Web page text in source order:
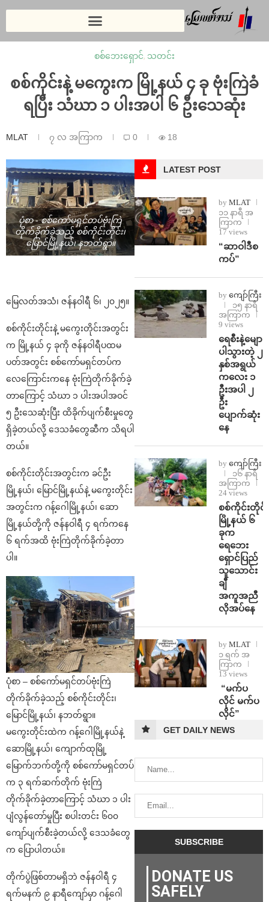
စစ်ဘေးရှောင်, သတင်း
စစ်ကိုင်းနဲ့ မကွေးက မြို့နယ် ၄ ခု ဗုံးကြဲခံ
ရပြီး သံဃာ ၁ ပါးအပါ ၆ ဦးသေဆုံး
MLAT ၇ လ အကြာက 0 18
ပုံစာ - စစ်ကော်မရှင်တပ်ဗုံးကြဲ
တိုက်ခိုက်ခဲ့သည့် စစ်ကိုင်းတိုင်း၊
မြောင်မြို့နယ်၊ နဘတ်ရွာ။
မြေလတ်အသံ၊ ဇန်နဝါရီ ၆၊ ၂၀၂၅။
စစ်ကိုင်းတိုင်းနဲ့ မကွေးတိုင်းအတွင်း
က မြို့နယ် ၄ ခုကို ဇန်နဝါရီပထမ
ပတ်အတွင်း စစ်ကော်မရှင်တပ်က
လေကြောင်းကနေ ဗုံးကြဲတိုက်ခိုက်ခဲ့
တာကြောင့် သံဃာ ၁ ပါးအပါအဝင်
၅ ဦးသေဆုံးပြီး ထိခိုက်ပျက်စီးမှုတွေ
ရှိခဲ့တယ်လို့ ဒေသခံတွေဆီက သိရပါ
တယ်။
စစ်ကိုင်းတိုင်းအတွင်းက ခင်ဦး
မြို့နယ်၊ မြောင်မြို့နယ်နဲ့ မကွေးတိုင်း
အတွင်းက ဂန့်ဂေါမြို့နယ်၊ ဆော
မြို့နယ်တို့ကို ဇန်နဝါရီ ၄ ရက်ကနေ
၆ ရက်အထိ ဗုံးကြဲတိုက်ခိုက်ခဲ့တာ
ပါ။
ပုံစာ – စစ်ကော်မရှင်တပ်ဗုံးကြဲ
တိုက်ခိုက်ခဲ့သည့် စစ်ကိုင်းတိုင်း၊
မြောင်မြို့နယ်၊ နဘတ်ရွာ။
မကွေးတိုင်းထဲက ဂန့်ဂေါမြို့နယ်နဲ့
ဆောမြို့နယ်၊ ကျောက်ထုမြို့
မြောက်ဘက်တို့ကို စစ်ကော်မရှင်တပ်
က ၃ ရက်ဆက်တိုက် ဗုံးကြဲ
တိုက်ခိုက်ခဲ့တာကြောင့် သံဃာ ၁ ပါး
ပျံလွန်တော်မှုပြီး စပါးတင်း ၆၀၀
ကျော်ပျက်စီးခဲ့တယ်လို့ ဒေသခံတွေ
က ပြောပါတယ်။
တိုက်ပွဲဖြစ်တာမရှိဘဲ ဇန်နဝါရီ ၄
ရက်မနက် ၉ နာရီကျော်မှာ ဂန့်ဂေါ
LATEST POST
by MLAT
၁၁ နာရီ အ
ကြာက
17 views
“ဆာဝါဒီစ
ကပ်”
by ကျော်ကြီး
၁၅ နာရီ
အကြာက
9 views
ရေစီးနဲ့မျော
ပါသွားတဲ့ ၂
နှစ်အရွယ်
ကလေး ၁
ဦးအပါ ၂
ဦး
ပျောက်ဆုံး
နေ
by ကျော်ကြီး
၁၆ နာရီ
အကြာက
24 views
စစ်ကိုင်းတိုင်း
မြို့နယ် ၆
ခုက
ရေဘေး
ရှောင်ပြည်
သူသောင်း
ချီ
အကူအညီ
လိုအပ်နေ
by MLAT
၁ ရက် အ
ကြာက
13 views
⁨ ⁨“မက်ပ
လိုင် မက်ပ
လိုင်”
GET DAILY NEWS
DONATE US
SAFELY